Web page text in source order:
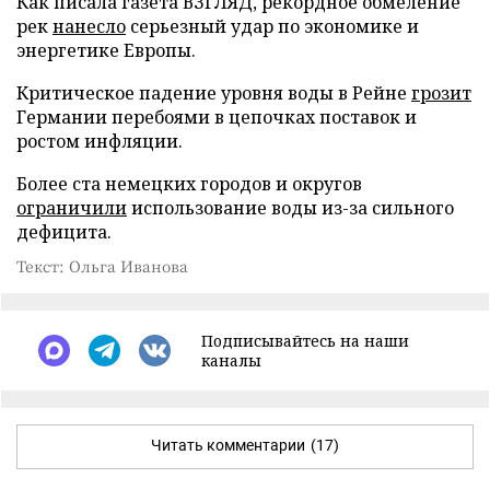
рекнанесло серьезный удар по экономике и
энергетике Европы.
Критическое падение уровня воды в Рейне грозит
Германии перебоями в цепочках поставок и
ростом инфляции.
Более ста немецких городов и округов
ограничилииспользование воды из-за сильного
дефицита.
Текст: Ольга Иванова
Подписывайтесь на наши
каналы
Читать комментарии (17)